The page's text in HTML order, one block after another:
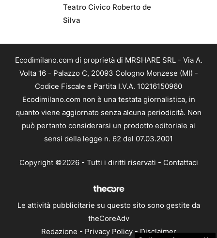
Teatro Civico Roberto de
Silva
Ecodimilano.com di proprietà di MRSHARE SRL - Via A.
Volta 16 - Palazzo C, 20093 Cologno Monzese (MI) -
Codice Fiscale e Partita I.V.A. 10216150960
Ecodimilano.com non è una testata giornalistica, in
quanto viene aggiornato senza alcuna periodicità. Non
può pertanto considerarsi un prodotto editoriale ai
sensi della legge n. 62 del 07.03.2001
Copyright ©2026 - Tutti i diritti riservati - Contattaci
Le attività pubblicitarie su questo sito sono gestite da
theCoreAdv
Redazione - Privacy Policy-Disclaimer